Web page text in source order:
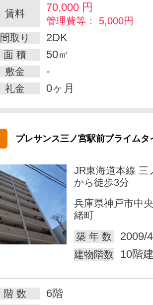
賃料 70,000 円
管理費等： 5,000円
間取り
2DK
面 積 50㎡
敷金 -
礼金 0ヶ月
プレサンス三ノ宮駅前プライムタ
JR東海道本線 三
から徒歩3分
兵庫県神戸市中
緒町
築 年 数
2009/
建物階数 10階
階 数 6階